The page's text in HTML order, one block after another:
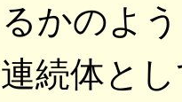
かのよ
続体と